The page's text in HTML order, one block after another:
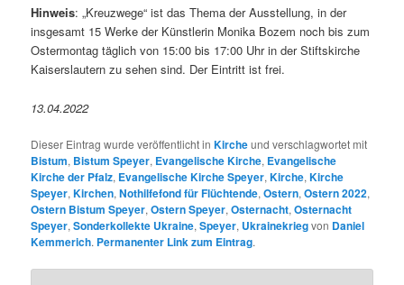
Hinweis: „Kreuzwege“ ist das Thema der Ausstellung, in der
insgesamt 15 Werke der Künstlerin Monika Bozem noch bis zum
Ostermontag täglich von 15:00 bis 17:00 Uhr in der Stiftskirche
Kaiserslautern zu sehen sind. Der Eintritt ist frei.
13.04.2022
Dieser Eintrag wurde veröffentlicht inKircheund verschlagwortet mit
Bistum, Bistum Speyer, Evangelische Kirche, Evangelische
Kirche der Pfalz, Evangelische Kirche Speyer,Kirche,Kirche
Speyer,Kirchen,Nothilfefond für Flüchtende,Ostern,Ostern 2022,
Ostern Bistum Speyer,Ostern Speyer,Osternacht,Osternacht
Speyer,Sonderkollekte Ukraine,Speyer, Ukrainekriegvon Daniel
Kemmerich. Permanenter Link zum Eintrag.